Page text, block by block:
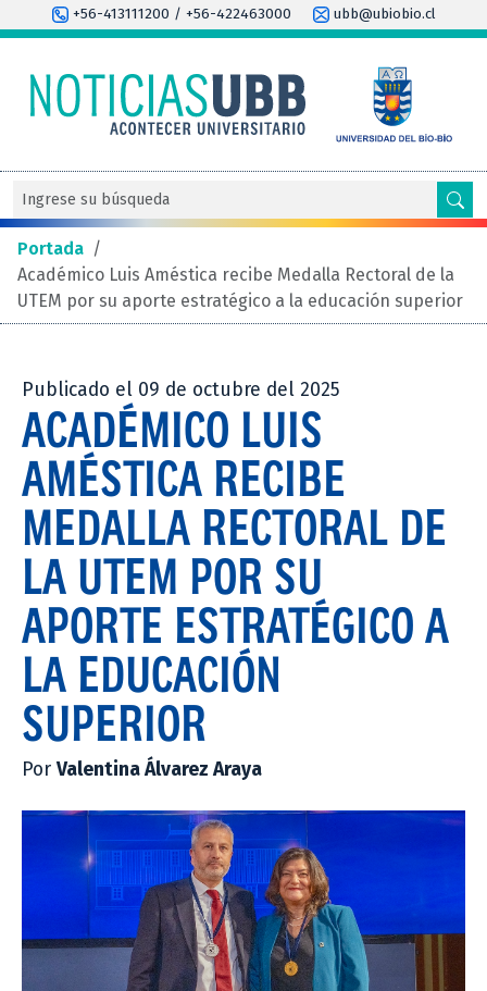
+56-413111200 / +56-422463000 ubb@ubiobio.cl
Portada /
Académico Luis Améstica recibe Medalla Rectoral de la
UTEM por su aporte estratégico a la educación superior
Publicado el 09 de octubre del 2025
ACADÉMICO LUIS
AMÉSTICA RECIBE
MEDALLA RECTORAL DE
LA UTEM POR SU
APORTE ESTRATÉGICO A
LA EDUCACIÓN
SUPERIOR
PorValentina Álvarez Araya